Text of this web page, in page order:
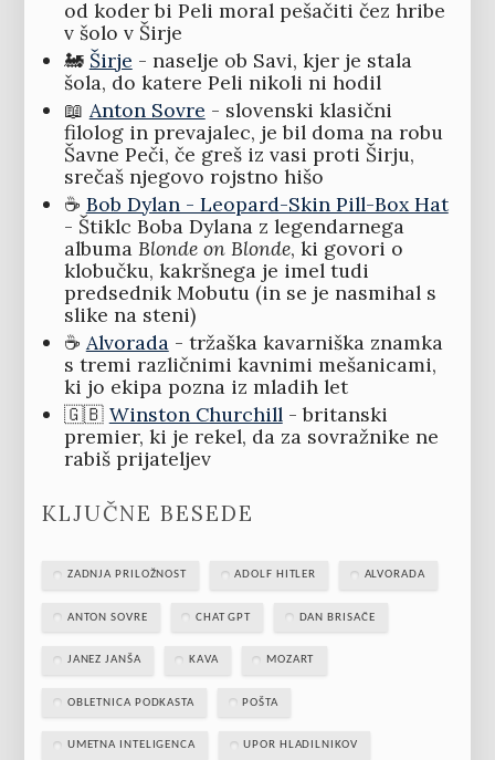
od koder bi Peli moral pešačiti čez hribe
v šolo v Širje
🚂 Širje - naselje ob Savi, kjer je stala
šola, do katere Peli nikoli ni hodil
📖 Anton Sovre - slovenski klasični
filolog in prevajalec, je bil doma na robu
Šavne Peči, če greš iz vasi proti Širju,
srečaš njegovo rojstno hišo
☕ Bob Dylan - Leopard-Skin Pill-Box Hat
- Štiklc Boba Dylana z legendarnega
albuma Blonde on Blonde, ki govori o
klobučku, kakršnega je imel tudi
predsednik Mobutu (in se je nasmihal s
slike na steni)
☕ Alvorada- tržaška kavarniška znamka
s tremi različnimi kavnimi mešanicami,
ki jo ekipa pozna iz mladih let
🇬🇧 Winston Churchill- britanski
premier, ki je rekel, da za sovražnike ne
rabiš prijateljev
KLJUČNE BESEDE
ZADNJA PRILOŽNOST ADOLF HITLER ALVORADA
ANTON SOVRE CHAT GPT DAN BRISAČE
JANEZ JANŠA KAVA MOZART
OBLETNICA PODKASTA POŠTA
UMETNA INTELIGENCA UPOR HLADILNIKOV